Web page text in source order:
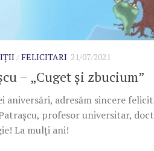
/FELICITARI 21/07/2021
– „Cuget și zbucium”
aniversări, adresăm sincere
profesor universitar,
La mulți ani!